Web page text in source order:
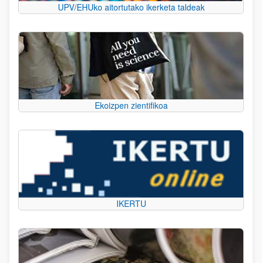
UPV/EHUko aitortutako ikerketa taldeak
Ekoizpen zientifikoa
IKERTU